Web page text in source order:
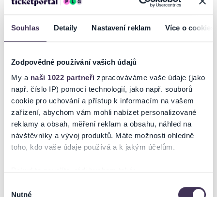
Souhlas Detaily Nastavení reklam Více o cookies
Zodpovědné používání vašich údajů
My a naši 1022 partneři zpracováváme vaše údaje (jako
např. číslo IP) pomocí technologií, jako např. souborů
cookie pro uchování a přístup k informacím na vašem
zařízení, abychom vám mohli nabízet personalizované
reklamy a obsah, měření reklam a obsahu, náhled na
návštěvníky a vývoj produktů. Máte možnosti ohledně
toho, kdo vaše údaje používá a k jakým účelům.
Pokud to povolíte, rádi bychom také:
které mohou být přesné na několik metrů
Nutné
Anika:Simona Vrbická
Pan Nilson:Radim Kalvoda/Zdeněk Vencl
Hrdinkou je žena s velkým dětským srdcem v dospělém těle, naivní a
odvážná, jako její milovaný vzor Pipi Dlouhá punčocha. Pro mnohé
kolem se pomalu řítí do prázdnoty. Po mnoha letech se setkává s
dávnými kamarády z dětství, otevírají se stará tajemství, přání i
smutky, ale hlavně přichází čas Vánoc a spolu s ním chvíle jednoho
velkého zázraku.
Komedie o zasněném dítěti, které v nás zůstává navzdory stárnutí.
Hold hravosti a nakažlivé fantazii.